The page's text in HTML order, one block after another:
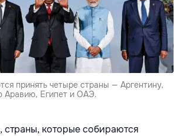
принять четыре страны — Аргентину,
Аравию, Египет и ОАЭ.
которые собираются